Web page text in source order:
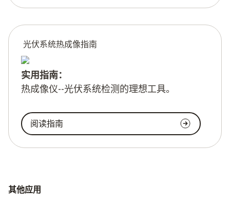
光伏系统热成像指南
实用指南：
热成像仪--光伏系统检测的理想工具。
阅读指南
其他应用